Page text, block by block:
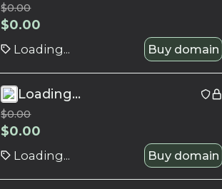
$0.00
$0.00
Loading... Buy domain
Loading...
$0.00
$0.00
Loading... Buy domain